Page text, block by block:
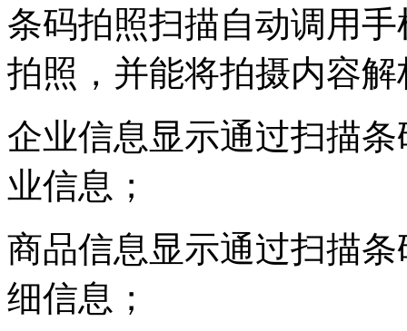
条码拍照扫描自动调用
拍照，并能将拍摄内容
企业信息显示通过扫描
业信息；
商品信息显示通过扫描
细信息；